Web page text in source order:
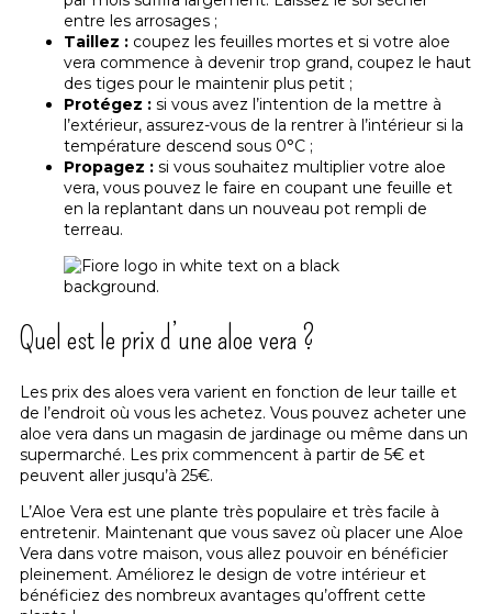
entre les arrosages ;
Taillez : coupez les feuilles mortes et si votre aloe
vera commence à devenir trop grand, coupez le haut
des tiges pour le maintenir plus petit ;
Protégez : si vous avez l’intention de la mettre à
l’extérieur, assurez-vous de la rentrer à l’intérieur si la
température descend sous 0°C ;
Propagez : si vous souhaitez multiplier votre aloe
vera, vous pouvez le faire en coupant une feuille et
en la replantant dans un nouveau pot rempli de
terreau.
Quel est le prix d’une aloe vera ?
Les prix des aloes vera varient en fonction de leur taille et
de l’endroit où vous les achetez. Vous pouvez acheter une
aloe vera dans un magasin de jardinage ou même dans un
supermarché. Les prix commencent à partir de 5€ et
peuvent aller jusqu’à 25€.
L’Aloe Vera est une plante très populaire et très facile à
entretenir. Maintenant que vous savez où placer une Aloe
Vera dans votre maison, vous allez pouvoir en bénéficier
pleinement. Améliorez le design de votre intérieur et
bénéficiez des nombreux avantages qu’offrent cette